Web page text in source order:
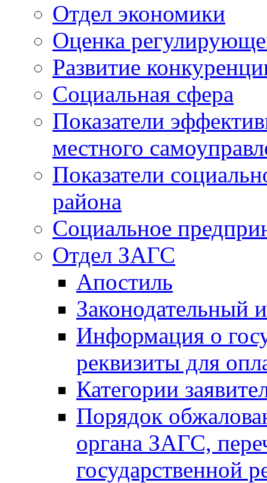
Отдел экономики
Оценка
Развитие
Социальная сфера
Показатели
местного
Показатели
района
Социальное
Отдел ЗАГС
Апостиль
Законодательный
Информация о
реквизиты для
Категории
Порядок
органа ЗАГС,
государственной